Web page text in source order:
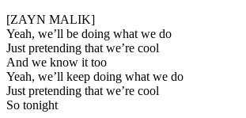
[ZAYN MALIK]
Yeah, we’ll be doing what we do
Just pretending that we’re cool
And we know it too
Yeah, we’ll keep doing what we do
Just pretending that we’re cool
So tonight